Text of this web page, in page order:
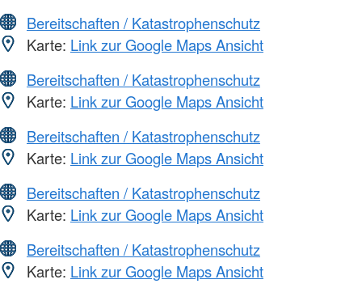
Bereitschaften / Katastrophenschutz
Karte: Link zur Google Maps Ansicht
Bereitschaften / Katastrophenschutz
Karte: Link zur Google Maps Ansicht
Bereitschaften / Katastrophenschutz
Karte: Link zur Google Maps Ansicht
Bereitschaften / Katastrophenschutz
Karte: Link zur Google Maps Ansicht
Bereitschaften / Katastrophenschutz
Karte: Link zur Google Maps Ansicht